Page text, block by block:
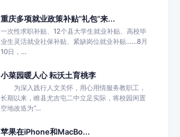
重庆多项就业政策补贴“礼包”来...
一次性求职补贴、12个县大学生就业补贴、高校毕
业生灵活就业社保补贴、紧缺岗位就业补贴……8月
10日，...
小菜园暖人心 耘沃土育桃李
为深入践行人文关怀，用心用情服务教职工，
长期以来，睢县尤吉屯二中立足实际，将校园闲置
空地改造为“...
苹果在iPhone和MacBo...